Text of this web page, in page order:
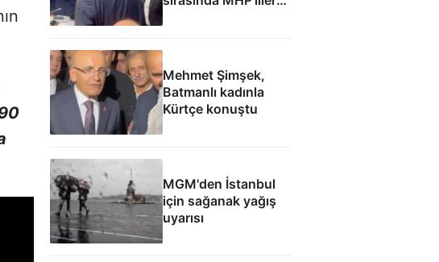
Mehmet Şimşek,
Batmanlı kadınla
Kürtçe konuştu
MGM'den İstanbul
için sağanak yağış
uyarısı